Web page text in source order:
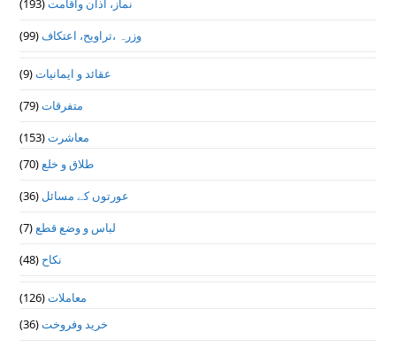
نماز، اذان واقامت(193)
وزرہ ،تراويح، اعتكاف(99)
عقائد و ایمانیات(9)
متفرقات(79)
معاشرت(153)
طلاق و خلع(70)
عورتوں کے مسائل (36)
لباس و وضع قطع(7)
نکاح (48)
معاملات(126)
خرید وفروخت(36)